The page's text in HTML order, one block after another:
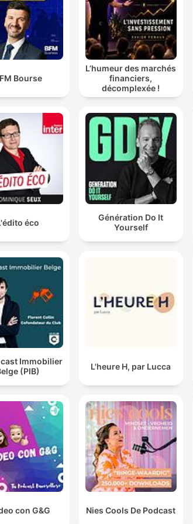
L'azienda che ha inventato il futuro
è forse mai riuscita a viverlo appieno.
la grande maledizione della Lancia.
00:28:03 · Il narratore conclude con una
destino del marchio.
Bourse
L’humeur des marchés
financiers,
décomplexée !
éco
Génération Do It
Yourself
Immobilier
(PIB)
L'heure H, par Lucca
con G&G Nies Cools De Podcast